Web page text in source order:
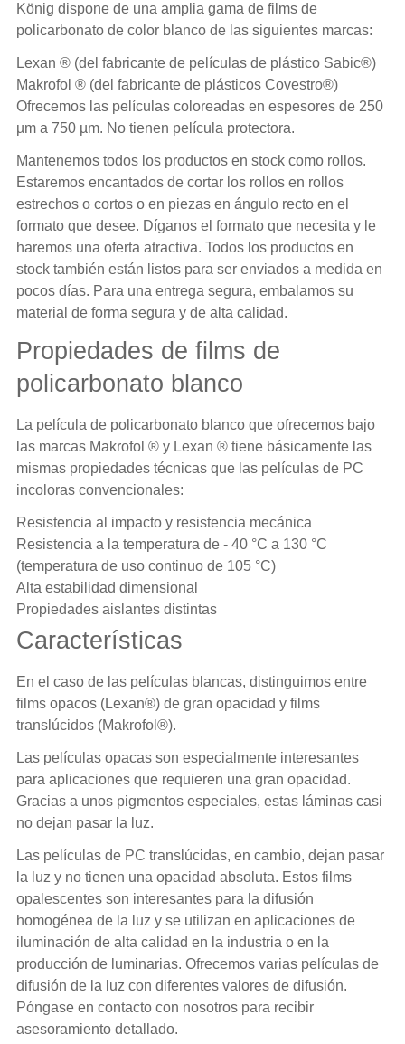
König dispone de una amplia gama de films de
policarbonato de color blanco de las siguientes marcas:
Lexan ® (del fabricante de películas de plástico Sabic®)
Makrofol ® (del fabricante de plásticos Covestro®)
Ofrecemos las películas coloreadas en espesores de 250
µm a 750 µm. No tienen película protectora.
Mantenemos todos los productos en stock como rollos.
Estaremos encantados de cortar los rollos en rollos
estrechos o cortos o en piezas en ángulo recto en el
formato que desee. Díganos el formato que necesita y le
haremos una oferta atractiva. Todos los productos en
stock también están listos para ser enviados a medida en
pocos días. Para una entrega segura, embalamos su
material de forma segura y de alta calidad.
Propiedades de films de
policarbonato blanco
La película de policarbonato blanco que ofrecemos bajo
las marcas Makrofol ® y Lexan ® tiene básicamente las
mismas propiedades técnicas que las películas de PC
incoloras convencionales:
Resistencia al impacto y resistencia mecánica
Resistencia a la temperatura de - 40 °C a 130 °C
(temperatura de uso continuo de 105 °C)
Alta estabilidad dimensional
Propiedades aislantes distintas
Características
En el caso de las películas blancas, distinguimos entre
films opacos (Lexan®) de gran opacidad y films
translúcidos (Makrofol®).
Las películas opacas son especialmente interesantes
para aplicaciones que requieren una gran opacidad.
Gracias a unos pigmentos especiales, estas láminas casi
no dejan pasar la luz.
Las películas de PC translúcidas, en cambio, dejan pasar
la luz y no tienen una opacidad absoluta. Estos films
opalescentes son interesantes para la difusión
homogénea de la luz y se utilizan en aplicaciones de
iluminación de alta calidad en la industria o en la
producción de luminarias. Ofrecemos varias películas de
difusión de la luz con diferentes valores de difusión.
Póngase en contacto con nosotros para recibir
asesoramiento detallado.